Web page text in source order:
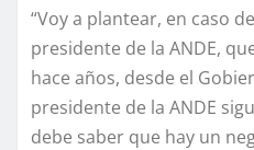
“Voy a plantear, en caso
presidente de la ANDE,
hace años, desde el
presidente de la ANDE
debe saber que hay un